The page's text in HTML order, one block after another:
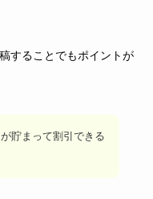
することでもポイントが
貯まって割引できる